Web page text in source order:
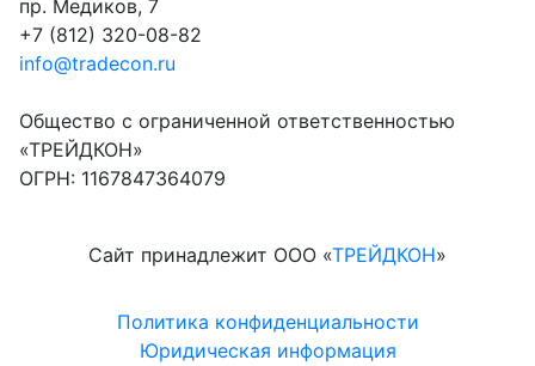
пр. Медиков, 7
+7 (812) 320-08-82
info@tradecon.ru
Общество с ограниченной ответственностью
«ТРЕЙДКОН»
ОГРН: 1167847364079
Сайт принадлежит ООО «ТРЕЙДКОН»
Политика конфиденциальности
Юридическая информация